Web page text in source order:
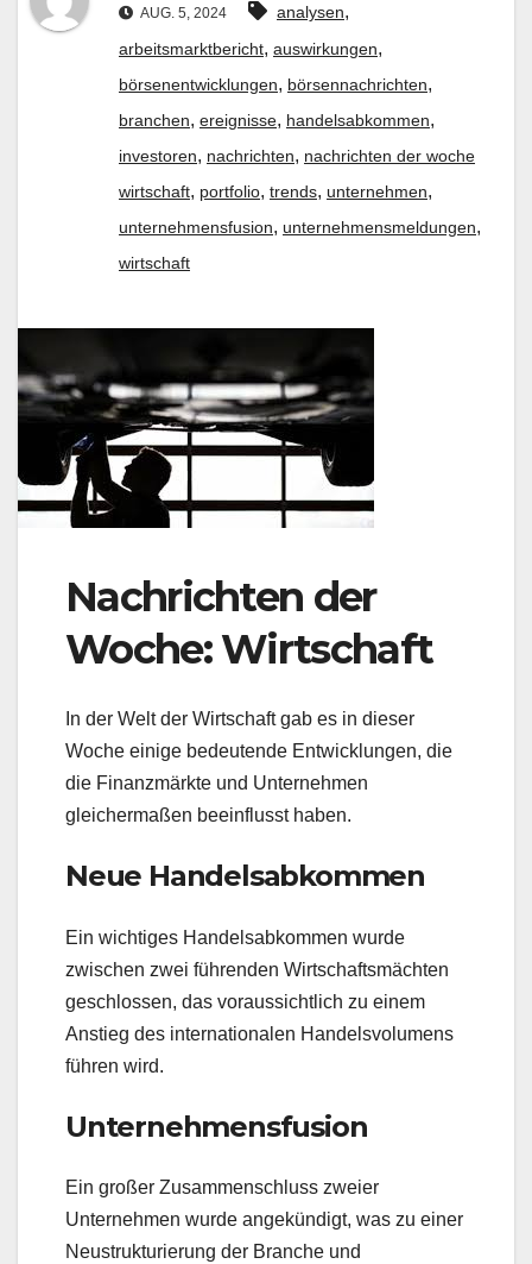
AUG. 5, 2024 analysen,
arbeitsmarktbericht, auswirkungen,
börsenentwicklungen, börsennachrichten,
branchen, ereignisse, handelsabkommen,
investoren, nachrichten, nachrichten der woche
wirtschaft, portfolio, trends, unternehmen,
unternehmensfusion, unternehmensmeldungen,
wirtschaft
Nachrichten der
Woche: Wirtschaft
In der Welt der Wirtschaft gab es in dieser
Woche einige bedeutende Entwicklungen, die
die Finanzmärkte und Unternehmen
gleichermaßen beeinflusst haben.
Neue Handelsabkommen
Ein wichtiges Handelsabkommen wurde
zwischen zwei führenden Wirtschaftsmächten
geschlossen, das voraussichtlich zu einem
Anstieg des internationalen Handelsvolumens
führen wird.
Unternehmensfusion
Ein großer Zusammenschluss zweier
Unternehmen wurde angekündigt, was zu einer
Neustrukturierung der Branche und